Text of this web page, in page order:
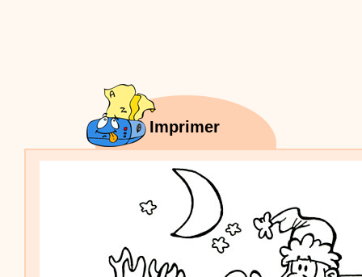
amusera les enfants.
Proposer une vidéo
Vidéos Stéphyprod: chanson Hippopotam-tam
Motion (image par image) qui raconte en chanson les
aventures d'un p'tit Hippopotame !
Proposer une vidéo
Vidéos Stéphyprod chanson J'vais l'dire à Greta
ChansonsChanson pour la planète
Imprimer